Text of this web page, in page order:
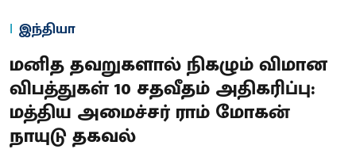
இந்தியா
மனித தவறுகளால் நிகழும் விமான
விபத்துகள் 10 சதவீதம் அதிகரிப்பு:
மத்திய அமைச்சர் ராம் மோகன்
நாயுடு தகவல்